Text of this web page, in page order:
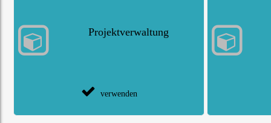
Projektverwaltung
verwenden